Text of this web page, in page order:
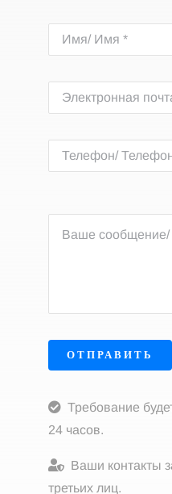
ОТПРАВИТЬ
Требование
24 часов.
Ваши контакты
третьих лиц.